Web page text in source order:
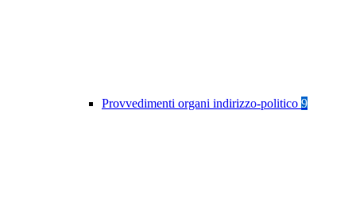
Provvedimenti organi indirizzo-politico 9